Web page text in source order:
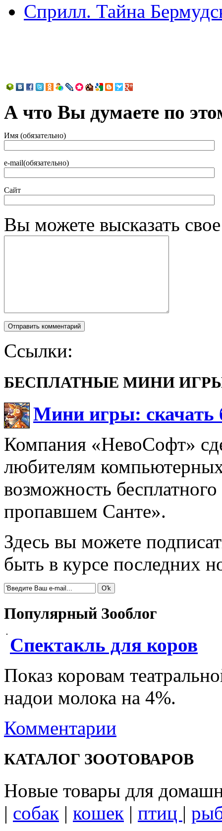
Сприлл. Тайна
А что Вы думаете по
Имя (обязательно)
e-mail(обязательно)
Сайт
Вы можете высказать
Ссылки:
БЕСПЛАТНЫЕ МИНИ
Мини игры: скачать
Компания «НевоСофт»
любителям
возможность
пропавшем Санте».
Здесь вы можете
быть в курсе последних
Популярный Зооблог
Спектакль для коров
Показ коровам
надои молока на 4%.
Комментарии
КАТАЛОГ ЗООТОВАРОВ
Новые товары для
| собак | кошек | птиц |